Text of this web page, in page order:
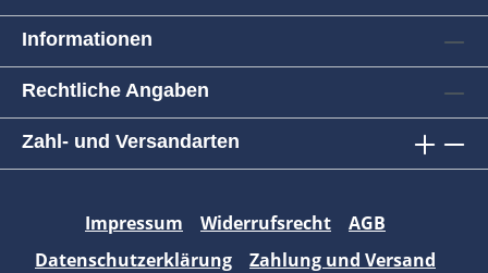
Informationen
Rechtliche Angaben
Zahl- und Versandarten
Impressum Widerrufsrecht
AGB
Datenschutzerklärung
Zahlung und Versand